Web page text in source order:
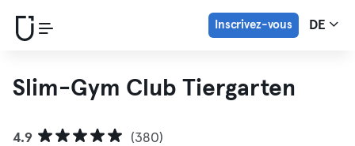
Inscrivez-vous DE
Slim-Gym Club Tiergarten
4.9
(380)